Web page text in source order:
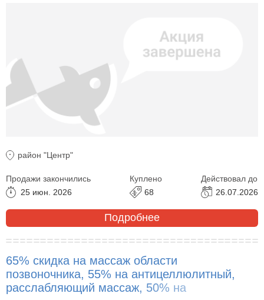
район "Центр"
Продажи закончились
25 июн. 2026
Куплено
68
Действовал до
26.07.2026
Подробнее
65% скидка на массаж области
позвоночника, 55% на антицеллюлитный,
расслабляющий массаж, 50% на